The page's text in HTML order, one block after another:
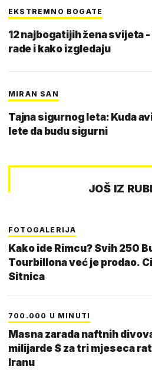
EKSTREMNO BOGATE
12 najbogatijih žena svijeta
rade i kako izgledaju
MIRAN SAN
Tajna sigurnog leta: Kuda
lete da budu sigurni
JOŠ IZ
FOTOGALERIJA
Kako ide Rimcu? Svih 250
Tourbillona već je prodao.
Sitnica
700.000 U MINUTI
Masna zarada naftnih
milijarde $ za tri mjeseca
Iranu